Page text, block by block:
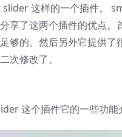
这样的一个插件。
享了这两个插件的优点
够的。然后另外它提供
次修改了。
这个插件它的一些功能